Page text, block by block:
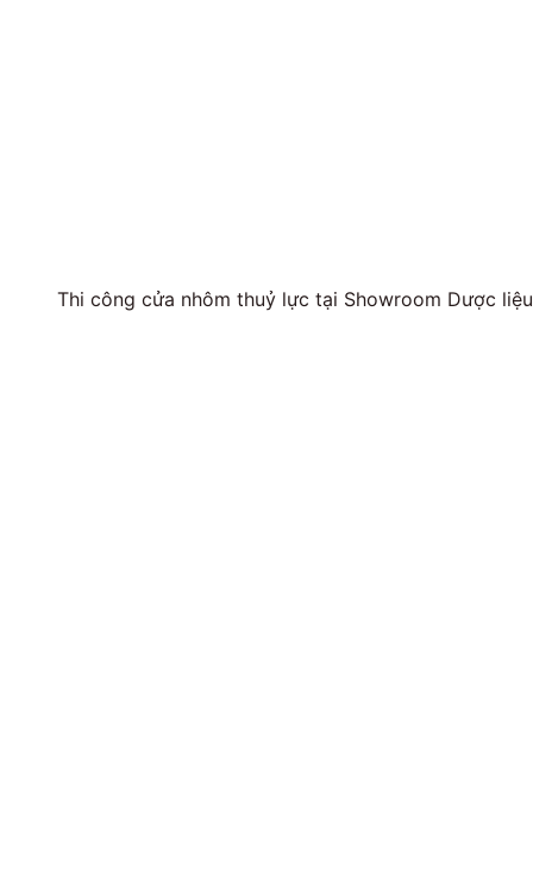
Thi công cửa nhôm thuỷ lực tại Showroom Dược